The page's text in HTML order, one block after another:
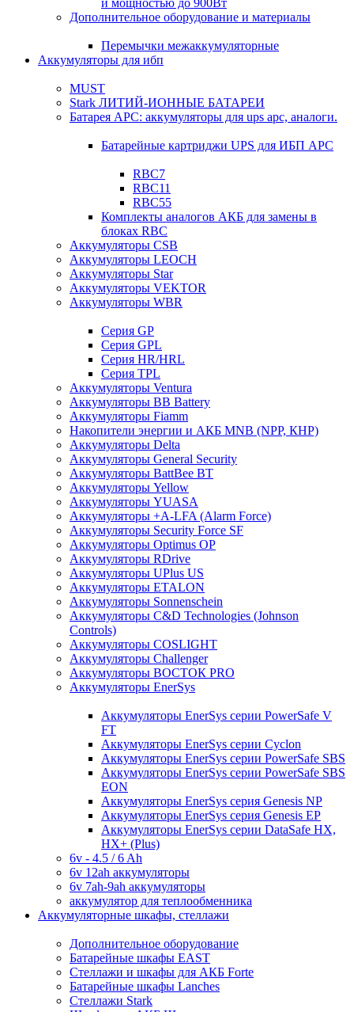
и мощностью до 900Вт
Дополнительное оборудование и материалы
Перемычки межаккумуляторные
Аккумуляторы для ибп
MUST
Stark ЛИТИЙ-ИОННЫЕ БАТАРЕИ
Батарея APC: аккумуляторы для ups apc, аналоги.
Батарейные картриджи UPS для ИБП APC
RBC7
RBC11
RBC55
Комплекты аналогов АКБ для замены в
блоках RBC
Аккумуляторы CSB
Аккумуляторы LEOCH
Аккумуляторы Star
Аккумуляторы VEKTOR
Аккумуляторы WBR
Cерия GP
Серия GPL
Серия HR/HRL
Серия TPL
Аккумуляторы Ventura
Аккумуляторы BB Battery
Аккумуляторы Fiamm
Накопители энергии и АКБ MNB (NPP, КНР)
Аккумуляторы Delta
Аккумуляторы General Security
Аккумуляторы BattBee BT
Аккумуляторы Yellow
Аккумуляторы YUASA
Аккумуляторы +A-LFA (Alarm Force)
Аккумуляторы Security Force SF
Аккумуляторы Optimus OP
Аккумуляторы RDrive
Аккумуляторы UPlus US
Аккумуляторы ETALON
Аккумуляторы Sonnenschein
Аккумуляторы С&D Technologies (Johnson
Controls)
Аккумуляторы COSLIGHT
Аккумуляторы Challenger
Аккумуляторы ВОСТОК PRO
Аккумуляторы EnerSys
Аккумуляторы EnerSys серии PowerSafe V
FT
Аккумуляторы EnerSys серии Cyclon
Аккумуляторы EnerSys серии PowerSafe SBS
Аккумуляторы EnerSys серии PowerSafe SBS
EON
Аккумуляторы EnerSys серия Genesis NP
Аккумуляторы EnerSys серия Genesis EP
Аккумуляторы EnerSys серии DataSafe HX,
HX+ (Plus)
6v - 4.5 / 6 Ah
6v 12ah аккумуляторы
6v 7ah-9ah аккумуляторы
аккумулятор для теплообменника
Аккумуляторные шкафы, стеллажи
Дополнительное оборудование
Батарейные шкафы EAST
Стеллажи и шкафы для АКБ Forte
Батарейные шкафы Lanches
Стеллажи Stark